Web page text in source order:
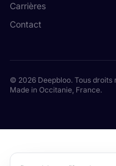
Carrières
Contact
© 2026 Deepbloo. Tous droits
Made in Occitanie, France.